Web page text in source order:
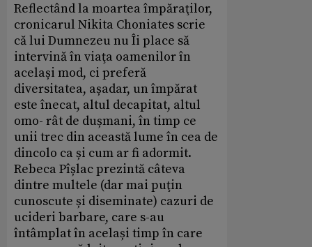
Reflectând la moartea împăraţilor,
cronicarul Nikita Choniates scrie
că lui Dumnezeu nu Îi place să
intervină în viaţa oamenilor în
același mod, ci preferă
diversitatea, așadar, un împărat
este înecat, altul decapitat, altul
omo- rât de dușmani, în timp ce
unii trec din această lume în cea de
dincolo ca și cum ar fi adormit.
Rebeca Pîșlac prezintă câteva
dintre multele (dar mai puţin
cunoscute și diseminate) cazuri de
ucideri barbare, care s-au
întâmplat în același timp în care